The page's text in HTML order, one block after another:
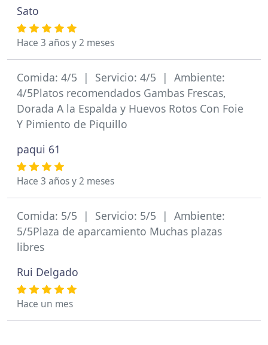
Sato
Hace 3 años y 2 meses
Comida: 4/5 | Servicio: 4/5 | Ambiente:
4/5Platos recomendados Gambas Frescas,
Dorada A la Espalda y Huevos Rotos Con Foie
Y Pimiento de Piquillo
paqui 61
Hace 3 años y 2 meses
Comida: 5/5 | Servicio: 5/5 | Ambiente:
5/5Plaza de aparcamiento Muchas plazas
libres
Rui Delgado
Hace un mes